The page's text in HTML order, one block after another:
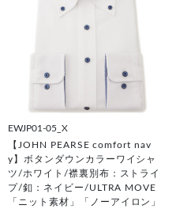
EWJP01-05_X
【JOHN PEARSE comfort nav
y】ボタンダウンカラーワイシャ
ツ/ホワイト/襟裏別布：ストライ
プ/釦：ネイビー/ULTRA MOVE
「ニット素材」「ノーアイロン」